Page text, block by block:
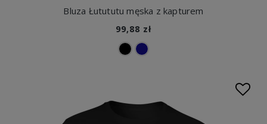
Bluza Łutututu męska z kapturem
99,88 zł